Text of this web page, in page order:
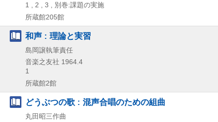
1 , 2 , 3 , 別巻:課題の実施
所蔵館205館
和声 : 理論と実習
島岡譲執筆責任
音楽之友社 1964.4
1
所蔵館2館
どうぶつの歌 : 混声合唱のための組曲
丸田昭三作曲